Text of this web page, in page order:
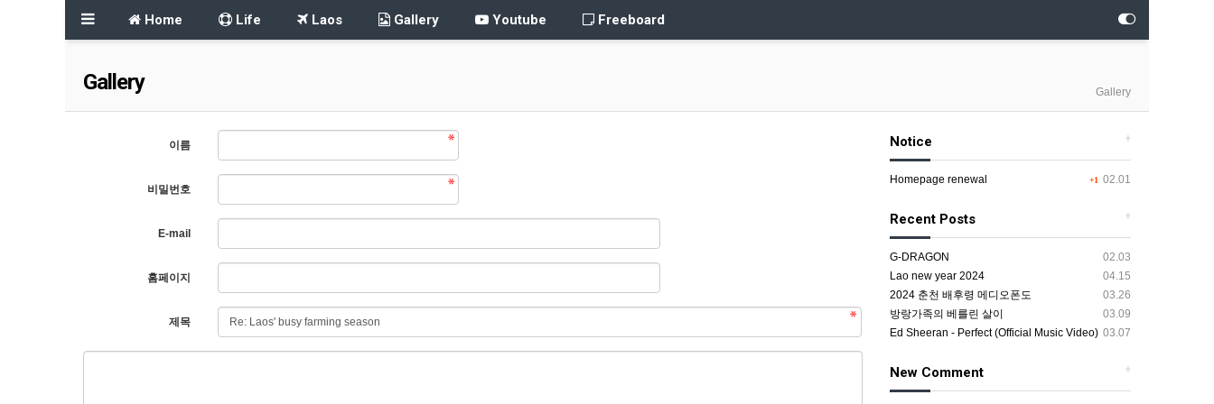
Home Life Laos Gallery Youtube Freeboard
Gallery Gallery
이름
비밀번호
E-mail
홈페이지
제목
+
Notice
+1 02.01
Homepage renewal
+
Recent Posts
02.03
G-DRAGON
04.15
Lao new year 2024
03.26
2024 춘천 배후령 메디오폰도
03.09
방랑가족의 베를린 살이
03.07
Ed Sheeran - Perfect (Official Music Video)
+
New Comment